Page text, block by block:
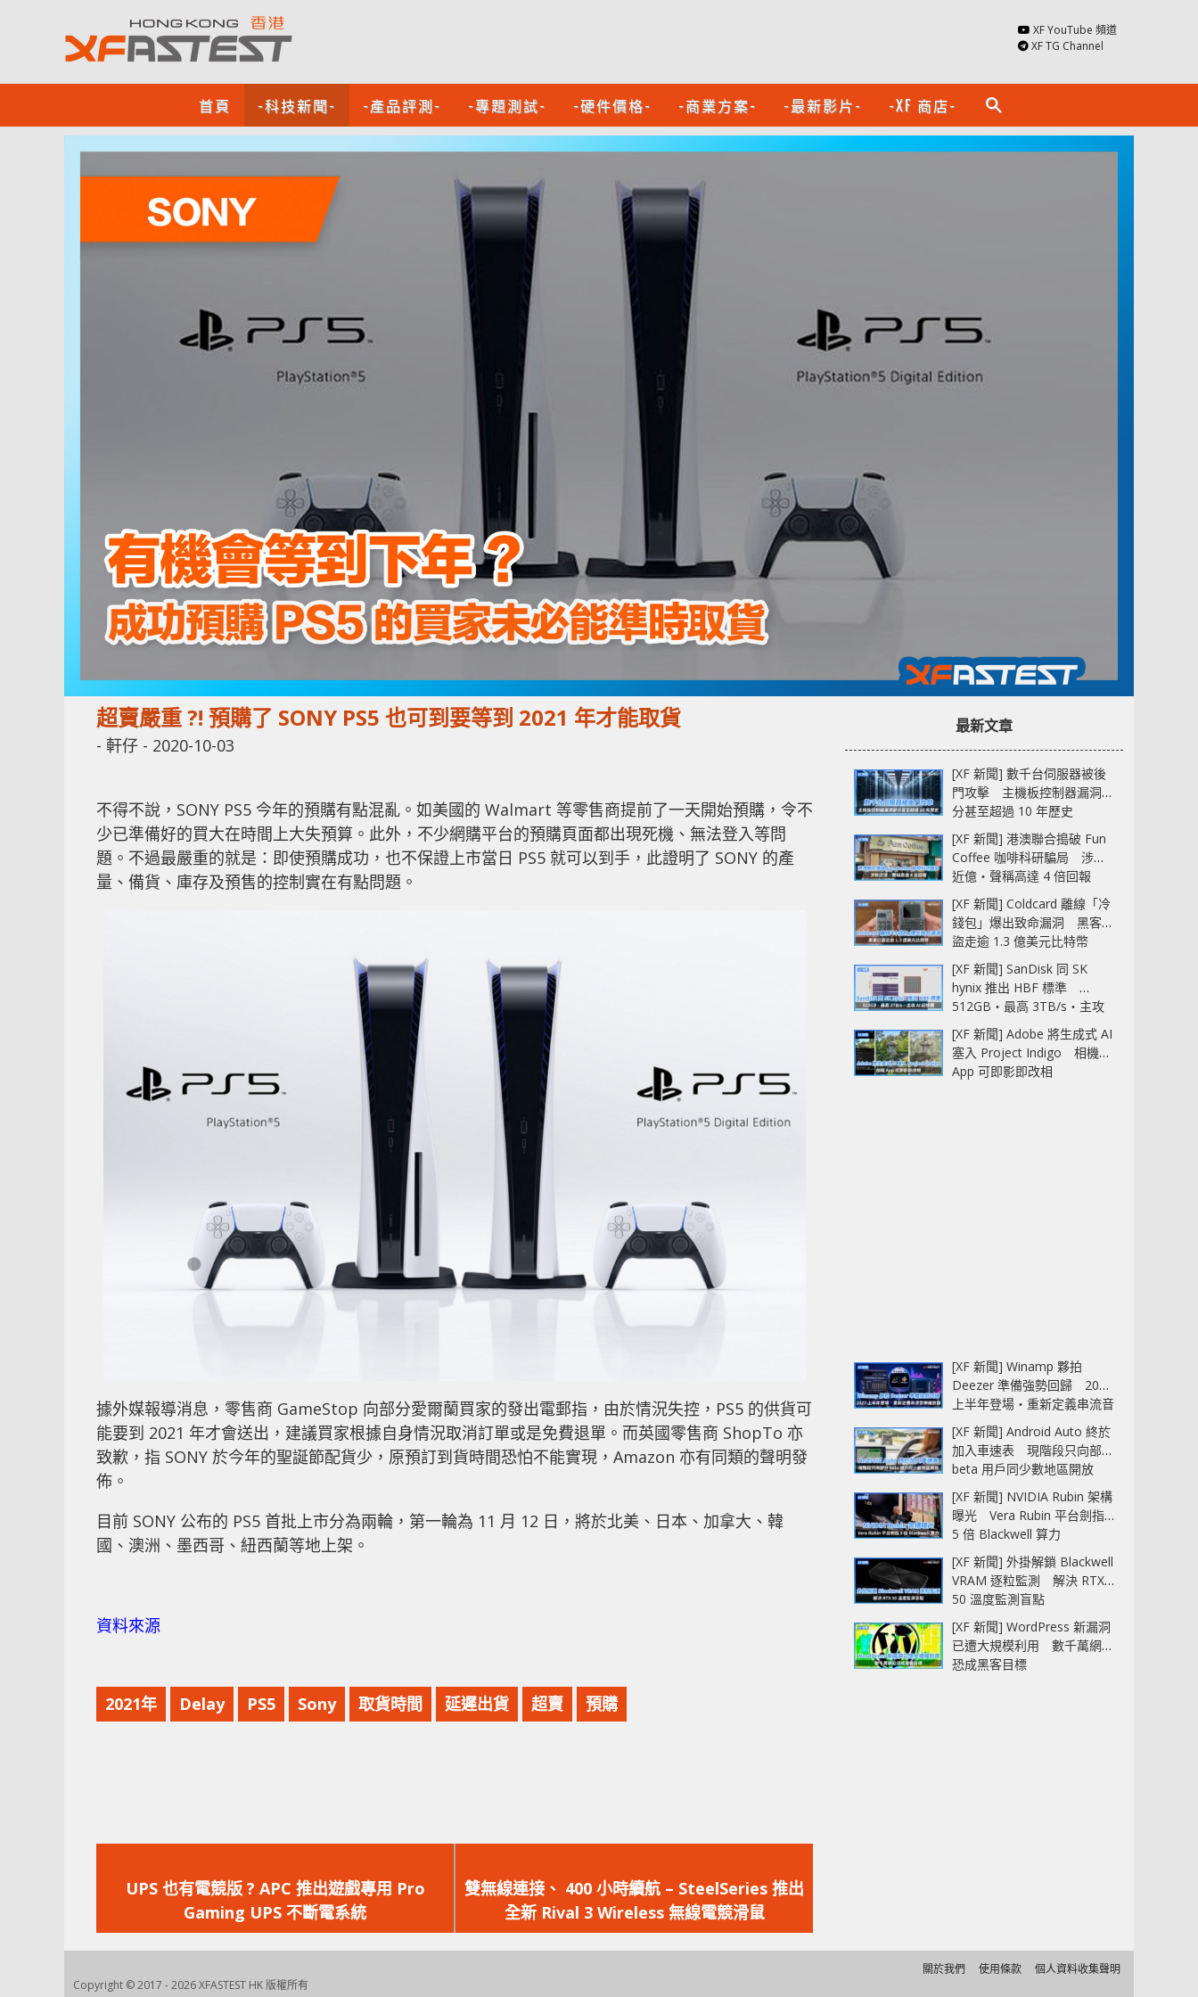
XF YouTube 頻道
XF TG Channel
首頁 -科技新聞- -產品評測- -專題測試- -硬件價格- -商業方案- -最新影片- -XF 商店- search
超賣嚴重 ?! 預購了 SONY PS5 也可到要等到 2021 年才能取貨
- 軒仔 - 2020-10-03
不得不說，SONY PS5 今年的預購有點混亂。如美國的 Walmart 等零售商提前了一天開始預購，令不
少已準備好的買大在時間上大失預算。此外，不少網購平台的預購頁面都出現死機、無法登入等問
題。不過最嚴重的就是：即使預購成功，也不保證上市當日 PS5 就可以到手，此證明了 SONY 的產
量、備貨、庫存及預售的控制實在有點問題。
據外媒報導消息，零售商 GameStop 向部分愛爾蘭買家的發出電郵指，由於情況失控，PS5 的供貨可
能要到 2021 年才會送出，建議買家根據自身情況取消訂單或是免費退單。而英國零售商 ShopTo 亦
致歉，指 SONY 於今年的聖誕節配貨少，原預訂到貨時間恐怕不能實現，Amazon 亦有同類的聲明發
佈。
目前 SONY 公布的 PS5 首批上市分為兩輪，第一輪為 11 月 12 日，將於北美、日本、加拿大、韓
國、澳洲、墨西哥、紐西蘭等地上架。
資料來源
2021年 Delay PS5 Sony 取貨時間 延遲出貨 超賣 預購
一
篇
文
UPS 也有電競版 ? APC 推出遊戲專用 Pro
Gaming UPS 不斷電系統
一
篇
文
雙無線連接、 400 小時續航 – SteelSeries 推出
全新 Rival 3 Wireless 無線電競滑鼠
最新文章
[XF 新聞] 數千台伺服器被後
門攻擊 主機板控制器漏洞部
分甚至超過 10 年歷史
[XF 新聞] 港澳聯合搗破 Fun
Coffee 咖啡科研騙局 涉款
近億‧聲稱高達 4 倍回報
[XF 新聞] Coldcard 離線「冷
錢包」爆出致命漏洞 黑客已
盜走逾 1.3 億美元比特幣
[XF 新聞] SanDisk 同 SK
hynix 推出 HBF 標準
512GB‧最高 3TB/s‧主攻
AI 記憶體
[XF 新聞] Adobe 將生成式 AI
塞入 Project Indigo 相機
App 可即影即改相
[XF 新聞] Winamp 夥拍
Deezer 準備強勢回歸 2027
上半年登場‧重新定義串流音
樂播放器
[XF 新聞] Android Auto 終於
加入車速表 現階段只向部分
beta 用戶同少數地區開放
[XF 新聞] NVIDIA Rubin 架構
曝光 Vera Rubin 平台劍指
5 倍 Blackwell 算力
[XF 新聞] 外掛解鎖 Blackwell
VRAM 逐粒監測 解決 RTX
50 溫度監測盲點
[XF 新聞] WordPress 新漏洞
已遭大規模利用 數千萬網站
恐成黑客目標
Copyright © 2017 - 2026 XFASTEST HK 版權所有
關於我們 使用條款 個人資料收集聲明